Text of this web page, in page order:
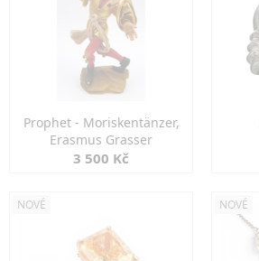
Prophet - Moriskentänzer,
Erasmus Grasser
3 500 Kč
NOVÉ NOVÉ